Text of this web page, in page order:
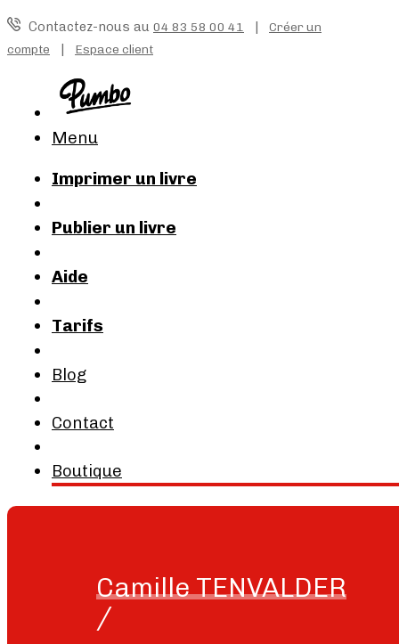
Contactez-nous au 04 83 58 00 41 | Créer un
compte | Espace client
Menu
Imprimer un livre
Publier un livre
Aide
Tarifs
Blog
Contact
Boutique
Camille TENVALDER
/